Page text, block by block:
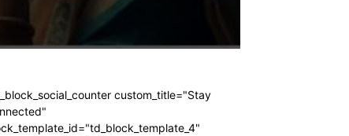
custom_title="Stay